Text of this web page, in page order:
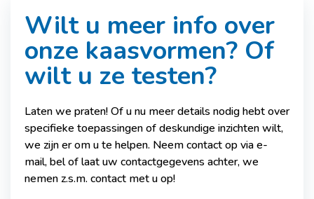
Wilt u meer info over
onze kaasvormen? Of
wilt u ze testen?
Laten we praten! Of u nu meer details nodig hebt over
specifieke toepassingen of deskundige inzichten wilt,
we zijn er om u te helpen. Neem contact op via e-
mail, bel of laat uw contactgegevens achter, we
nemen z.s.m. contact met u op!